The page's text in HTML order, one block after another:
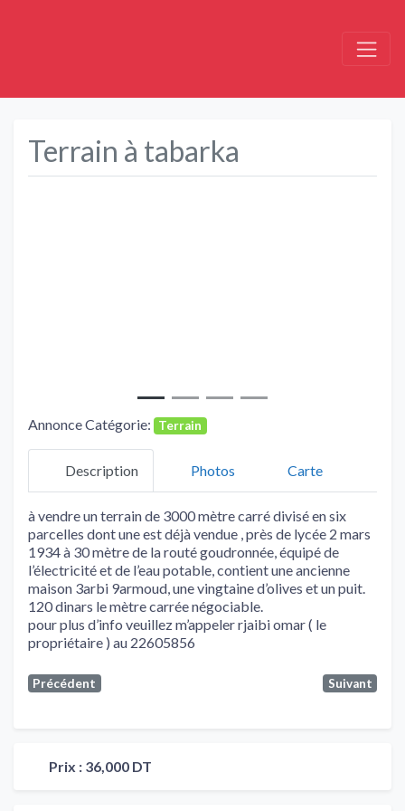
Terrain à tabarka
Annonce Catégorie: Terrain
Description Photos Carte
à vendre un terrain de 3000 mètre carré divisé en six
parcelles dont une est déjà vendue , près de lycée 2 mars
1934 à 30 mètre de la routé goudronnée, équipé de
l’électricité et de l’eau potable, contient une ancienne
maison 3arbi 9armoud, une vingtaine d’olives et un puit.
120 dinars le mètre carrée négociable.
pour plus d’info veuillez m’appeler rjaibi omar ( le
propriétaire ) au 22605856
Précédent Suivant
Prix : 36,000 DT